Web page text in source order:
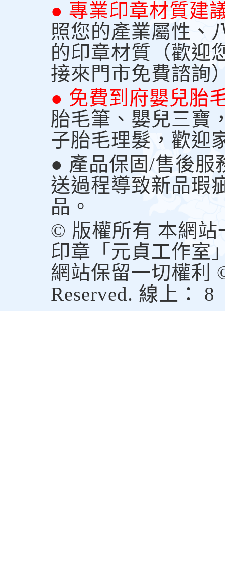
● 專業印章材質建
照您的產業屬性、
的印章材質（歡迎
接來門市免費諮詢
● 免費到府嬰兒胎
胎毛筆、嬰兒三寶
子胎毛理髮，歡迎
● 產品保固/售後服
送過程導致新品瑕
品。
© 版權所有 本網站
印章「元貞工作室
網站保留一切權利
Reserved. 線上： 8